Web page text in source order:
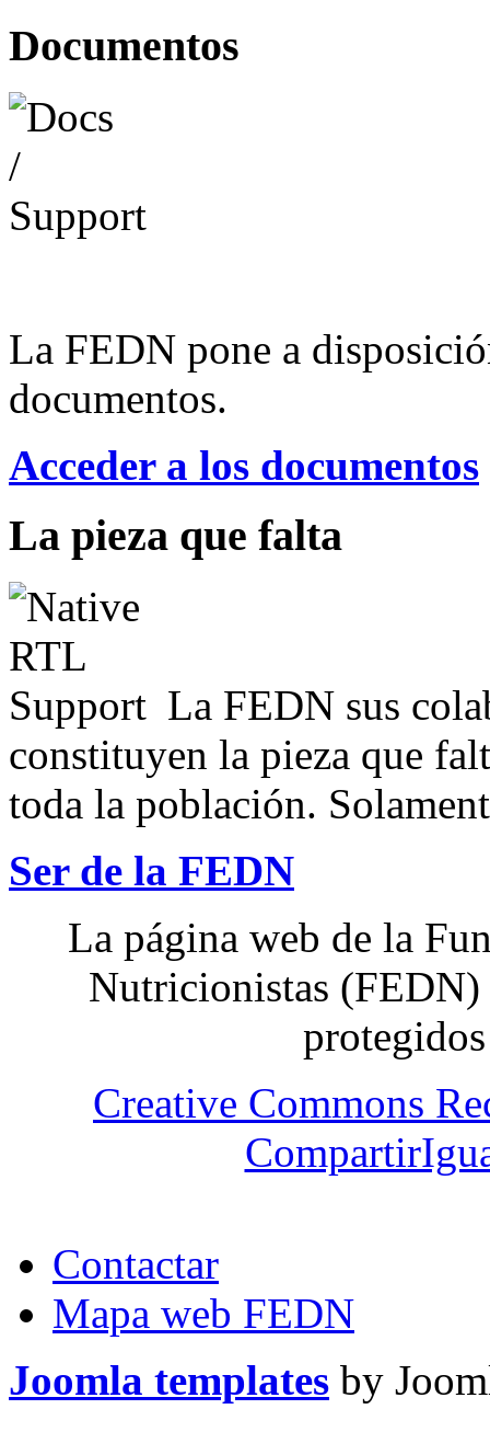
Documentos
La FEDN pone a
documentos.
Acceder a los documentos
La pieza que falta
La FEDN sus
constituyen la pieza que
toda la población.
Ser de la FEDN
La página web de la
Nutricionistas (FEDN)
Creative Commons
Contactar
Mapa web FEDN
Joomla templates by